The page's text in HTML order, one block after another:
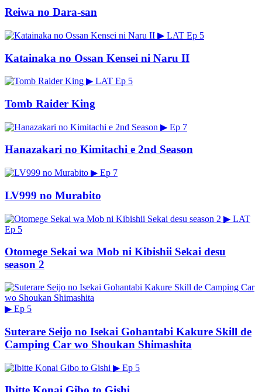
Reiwa no Dara-san
▶ LAT Ep 5
Katainaka no Ossan Kensei ni Naru II
▶ LAT Ep 5
Tomb Raider King
▶ Ep 7
Hanazakari no Kimitachi e 2nd Season
▶ Ep 7
LV999 no Murabito
▶ LAT
Ep 5
Otomege Sekai wa Mob ni Kibishii Sekai desu
season 2
▶ Ep 5
Suterare Seijo no Isekai Gohantabi Kakure Skill de
Camping Car wo Shoukan Shimashita
▶ Ep 5